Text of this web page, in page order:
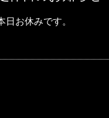
日お休みです。